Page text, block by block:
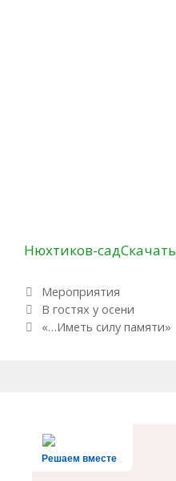
Нюхтиков-садСкачать
Рубрики
Мероприятия
Навигация по записям
В гостях у осени
«…Иметь силу памяти»
Решаем вместе